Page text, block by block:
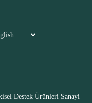
Destek Ürünleri Sanayi